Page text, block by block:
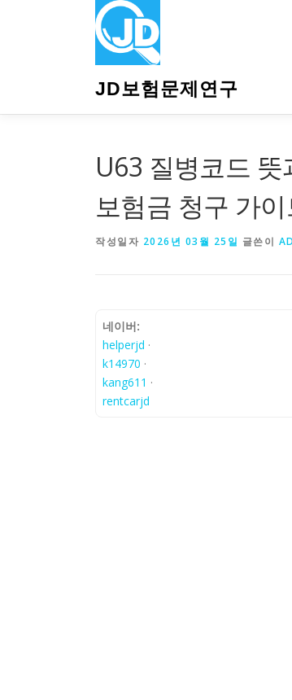
JD보험문제연구
U63 질병코드
보험금 청구 가
작성일자 2026년 03월 25일 글쓴이
네이버:
helperjd ·
k14970 ·
kang611 ·
rentcarjd